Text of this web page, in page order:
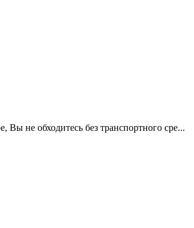
Вы не обходитесь без транспортного сре...